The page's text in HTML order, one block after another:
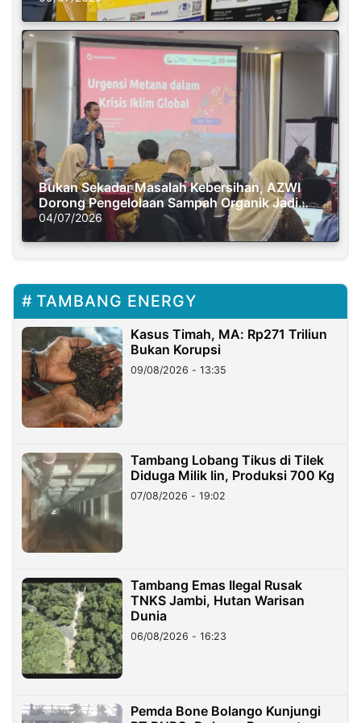
Bukan Sekadar Masalah Kebersihan, AZWI
Dorong Pengelolaan Sampah Organik Jadi
Solusi Krisis Iklim
04/07/2026
TAMBANG ENERGY
Kasus Timah, MA: Rp271 Triliun
Bukan Korupsi
09/08/2026 - 13:35
Tambang Lobang Tikus di Tilek
Diduga Milik Iin, Produksi 700 Kg
07/08/2026 - 19:02
Tambang Emas Ilegal Rusak
TNKS Jambi, Hutan Warisan
Dunia
06/08/2026 - 16:23
Pemda Bone Bolango Kunjungi